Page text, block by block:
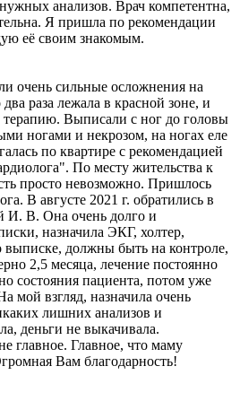
анализов. Врач компетентна,
Я пришла по рекомендации
её своим знакомым.
очень сильные осложнения на
раза лежала в красной зоне, и
Выписали с ног до головы
ногами и некрозом, на ногах еле
по квартире с рекомендацией
По месту жительства к
просто невозможно. Пришлось
В августе 2021 г. обратились в
И. В. Она очень долго и
назначила ЭКГ, холтер,
выписке, должны быть на контроле,
2,5 месяца, лечение постоянно
состояния пациента, потом уже
мой взгляд, назначила очень
лишних анализов и
деньги не выкачивала.
главное. Главное, что маму
Вам благодарность!